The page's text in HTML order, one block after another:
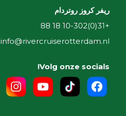
ريفر كروز روتردام
+31(0)10-302 18 88
info@rivercruiserotterdam.nl
Volg onze socials!